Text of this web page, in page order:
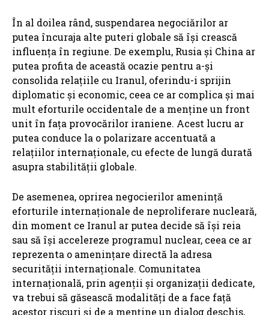
În al doilea rând, suspendarea negociărilor ar
putea încuraja alte puteri globale să își crească
influența în regiune. De exemplu, Rusia și China ar
putea profita de această ocazie pentru a-și
consolida relațiile cu Iranul, oferindu-i sprijin
diplomatic și economic, ceea ce ar complica și mai
mult eforturile occidentale de a menține un front
unit în fața provocărilor iraniene. Acest lucru ar
putea conduce la o polarizare accentuată a
relațiilor internaționale, cu efecte de lungă durată
asupra stabilității globale.
De asemenea, oprirea negocierilor amenință
eforturile internaționale de neproliferare nucleară,
din moment ce Iranul ar putea decide să își reia
sau să își accelereze programul nuclear, ceea ce ar
reprezenta o amenințare directă la adresa
securității internaționale. Comunitatea
internațională, prin agenții și organizații dedicate,
va trebui să găsească modalități de a face față
acestor riscuri și de a menține un dialog deschis,